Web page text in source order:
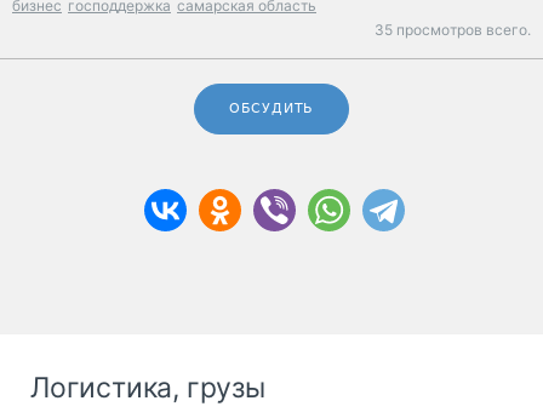
бизнес господдержка самарская область
35 просмотров всего.
ОБСУДИТЬ
Логистика, грузы